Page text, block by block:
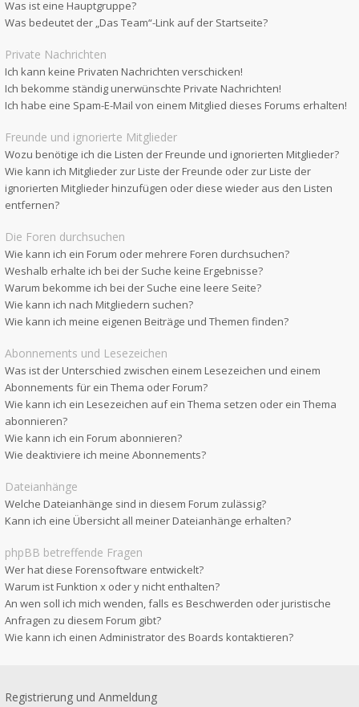
Was ist eine Hauptgruppe?
Was bedeutet der „Das Team“-Link auf der Startseite?
Private Nachrichten
Ich kann keine Privaten Nachrichten verschicken!
Ich bekomme ständig unerwünschte Private Nachrichten!
Ich habe eine Spam-E-Mail von einem Mitglied dieses Forums erhalten!
Freunde und ignorierte Mitglieder
Wozu benötige ich die Listen der Freunde und ignorierten Mitglieder?
Wie kann ich Mitglieder zur Liste der Freunde oder zur Liste der
ignorierten Mitglieder hinzufügen oder diese wieder aus den Listen
entfernen?
Die Foren durchsuchen
Wie kann ich ein Forum oder mehrere Foren durchsuchen?
Weshalb erhalte ich bei der Suche keine Ergebnisse?
Warum bekomme ich bei der Suche eine leere Seite?
Wie kann ich nach Mitgliedern suchen?
Wie kann ich meine eigenen Beiträge und Themen finden?
Abonnements und Lesezeichen
Was ist der Unterschied zwischen einem Lesezeichen und einem
Abonnements für ein Thema oder Forum?
Wie kann ich ein Lesezeichen auf ein Thema setzen oder ein Thema
abonnieren?
Wie kann ich ein Forum abonnieren?
Wie deaktiviere ich meine Abonnements?
Dateianhänge
Welche Dateianhänge sind in diesem Forum zulässig?
Kann ich eine Übersicht all meiner Dateianhänge erhalten?
phpBB betreffende Fragen
Wer hat diese Forensoftware entwickelt?
Warum ist Funktion x oder y nicht enthalten?
An wen soll ich mich wenden, falls es Beschwerden oder juristische
Anfragen zu diesem Forum gibt?
Wie kann ich einen Administrator des Boards kontaktieren?
Registrierung und Anmeldung